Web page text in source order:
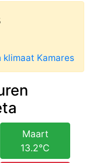
Kamares
Maart
13.2°C